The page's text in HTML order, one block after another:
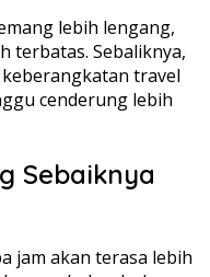
lebih lengang,
terbatas. Sebaliknya,
travel
cenderung lebih
Sebaiknya
jam akan terasa lebih